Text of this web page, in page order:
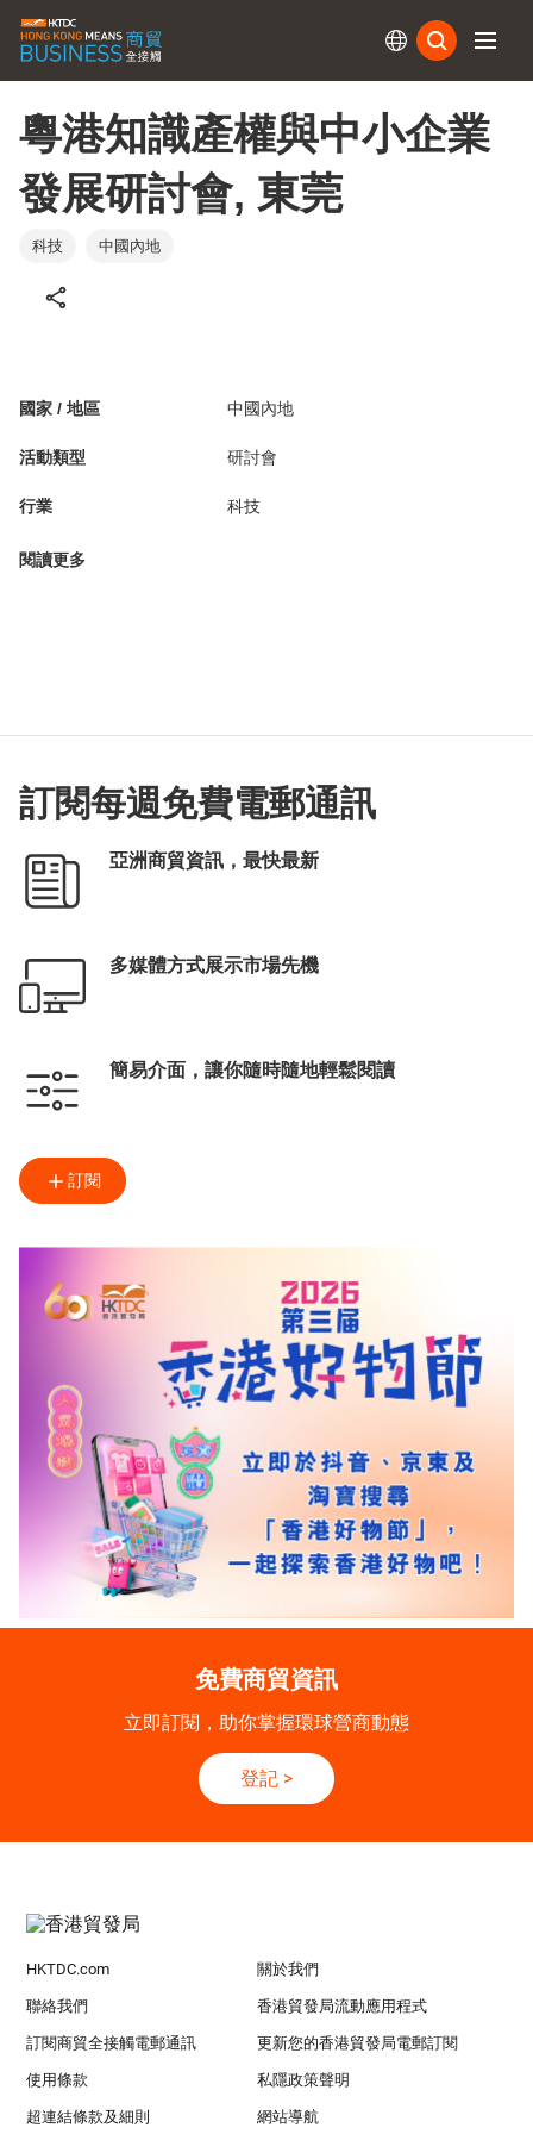
粵港知識產權與中小企業
發展研討會, 東莞
科技 中國內地
國家 / 地區 中國內地
活動類型 研討會
行業 科技
閱讀更多
訂閱每週免費電郵通訊
亞洲商貿資訊，最快最新
多媒體方式展示市場先機
簡易介面，讓你隨時隨地輕鬆閱讀
訂閱
免費商貿資訊
立即訂閱，助你掌握環球營商動態
登記 >
HKTDC.com 關於我們
聯絡我們 香港貿發局流動應用程式
訂閱商貿全接觸電郵通訊 更新您的香港貿發局電郵訂閱
使用條款 私隱政策聲明
超連結條款及細則 網站導航